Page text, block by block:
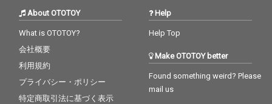
About OTOTOY
What is OTOTOY?
会社概要
利用規約
プライバシー・ポリシー
特定商取引法に基づく表示
Help
Help Top
Make OTOTOY better
Found something weird? Please
mail us